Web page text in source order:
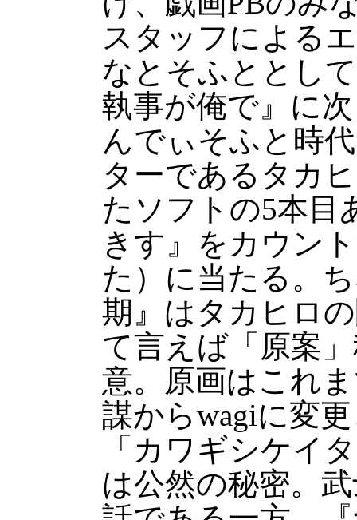
スタッフによる
なとそふととし
執事が俺で』に
んでぃそふと時
ターであるタカ
たソフトの5本目
きす』をカウン
た）に当たる。
期』はタカヒロ
て言えば「原案
意。原画はこれ
謀からwagiに変
「カワギシケイ
は公然の秘密。